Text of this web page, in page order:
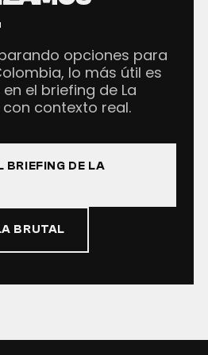
opciones para
lo más útil es
el briefing de La
contexto real.
BRIEFING DE LA
BRUTAL